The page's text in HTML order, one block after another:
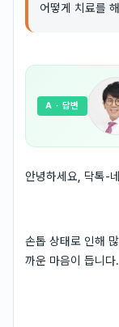
어떻게 치료를
A · 답변
안녕하세요, 닥톡-
손톱 상태로 인해
까운 마음이 듭니다.